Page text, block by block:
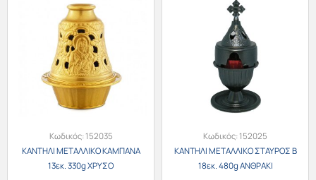
Κωδικός:152035
ΚΑΝΤΗΛΙ ΜΕΤΑΛΛΙΚΟ ΚΑΜΠΑΝΑ
13εκ. 330g ΧΡΥΣΟ
Κωδικός:152025
ΚΑΝΤΗΛΙ ΜΕΤΑΛΛΙΚΟ ΣΤΑΥΡΟΣ Β
18εκ. 480g ΑΝΘΡΑΚΙ